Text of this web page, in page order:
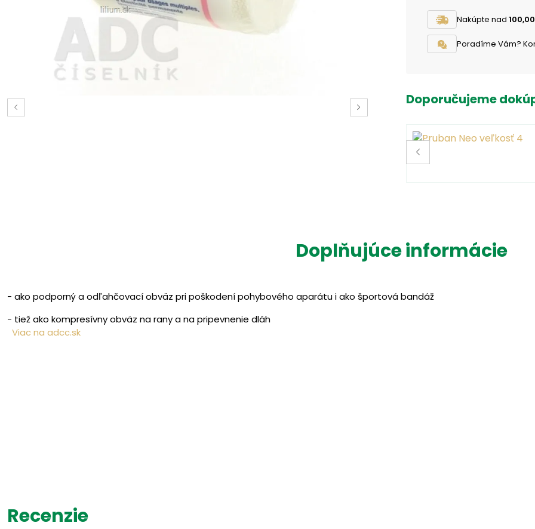
Nakúpte nad
Poradíme Vám?
Doporučujeme
Doplňujúce informácie
- ako podporný a odľahčovací obväz pri poškodení pohybového aparátu i ako športová bandáž
- tiež ako kompresívny obväz na rany a na pripevnenie dláh
Viac na adcc.sk
Recenzie